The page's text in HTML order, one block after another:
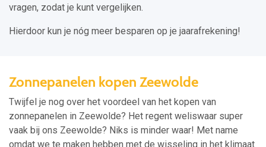
vragen, zodat je kunt vergelijken.
Hierdoor kun je nóg meer besparen op je jaarafrekening!
Zonnepanelen kopen Zeewolde
Twijfel je nog over het voordeel van het kopen van
zonnepanelen in Zeewolde? Het regent weliswaar super
vaak bij ons Zeewolde? Niks is minder waar! Met name
omdat we te maken hebben met de wisseling in het klimaat